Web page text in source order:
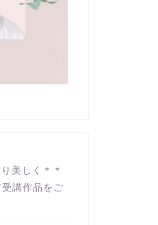
美しく＊＊
講作品をご